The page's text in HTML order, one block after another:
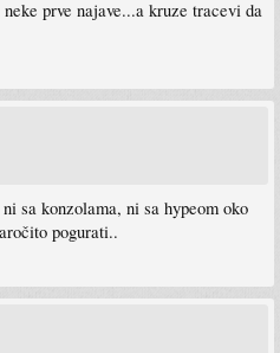
prve najave...a kruze tracevi da
sa konzolama, ni sa hypeom oko
pogurati..